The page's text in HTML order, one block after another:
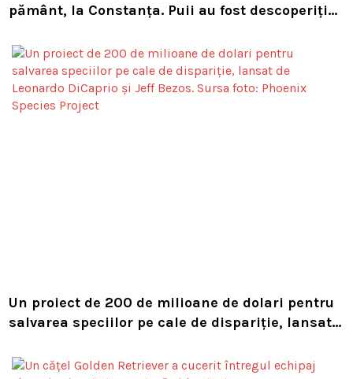
pământ, la Constanța. Puii au fost descoperiți
Un proiect de 200 de milioane de dolari pentru
salvarea speciilor pe cale de dispariție, lansat